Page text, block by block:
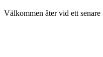
Välkommen åter vid ett